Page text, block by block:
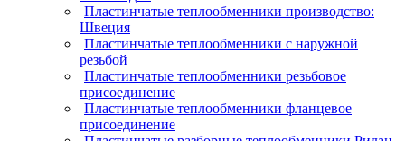
Пластинчатые теплообменники производство:
Швеция
Пластинчатые теплообменники с наружной
резьбой
Пластинчатые теплообменники резьбовое
присоединение
Пластинчатые теплообменники фланцевое
присоединение